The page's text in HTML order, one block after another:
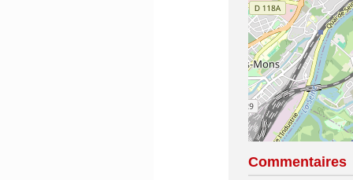
Commentaires